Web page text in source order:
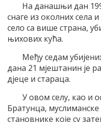
На данашњи дан
снаге из околних села
село са више страна,
њихових кућа.
Међу седам
дана 21 мјештанин је
дјеце и стараца.
У овом селу, као и
Братунца,
становнике које су